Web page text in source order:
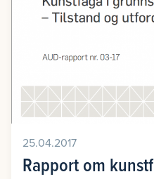
25.04.2017
Rapport om